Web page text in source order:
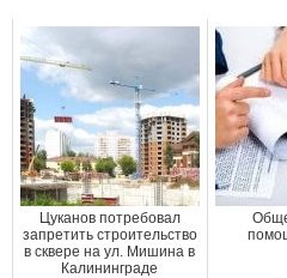
Цуканов потребовал
запретить строительство
в сквере на ул. Мишина в
Калининграде